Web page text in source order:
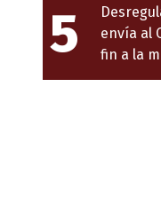
5
envía al
fin a la